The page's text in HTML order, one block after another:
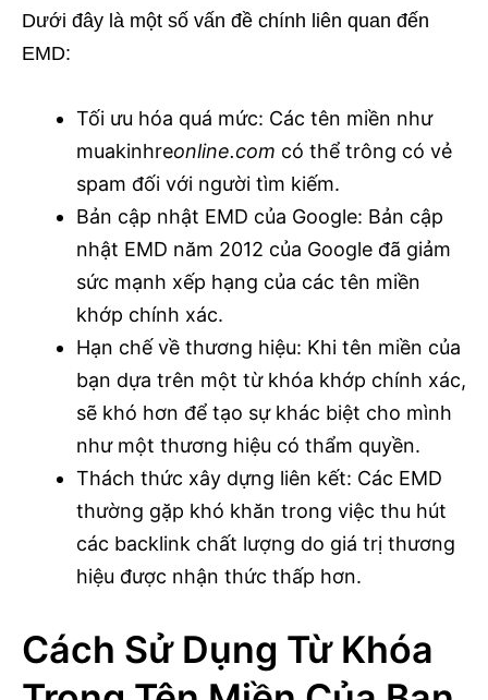
Dưới đây là một số vấn đề chính liên quan đến
EMD:
Tối ưu hóa quá mức: Các tên miền như
muakinhreonline.com có thể trông có vẻ
spam đối với người tìm kiếm.
Bản cập nhật EMD của Google: Bản cập
nhật EMD năm 2012 của Google đã giảm
sức mạnh xếp hạng của các tên miền
khớp chính xác.
Hạn chế về thương hiệu: Khi tên miền của
bạn dựa trên một từ khóa khớp chính xác,
sẽ khó hơn để tạo sự khác biệt cho mình
như một thương hiệu có thẩm quyền.
Thách thức xây dựng liên kết: Các EMD
thường gặp khó khăn trong việc thu hút
các backlink chất lượng do giá trị thương
hiệu được nhận thức thấp hơn.
Cách Sử Dụng Từ Khóa